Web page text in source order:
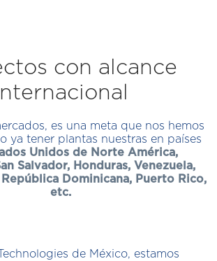
con alcance
es una meta que nos hemos
ya tener plantas nuestras en países
Unidos de Norte América,
Salvador, Honduras, Venezuela,
República Dominicana, Puerto Rico,
etc.
de México, estamos